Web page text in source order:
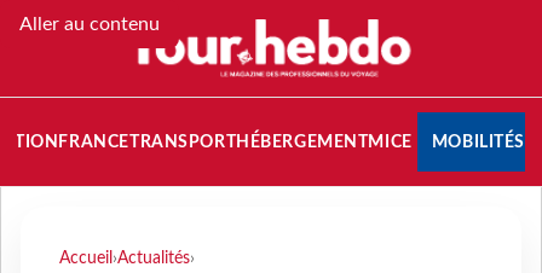
Aller au contenu
FRANCETRANSPORT HÉBERGEMENTMICE MOBILITÉS
Accueil ›Actualités›